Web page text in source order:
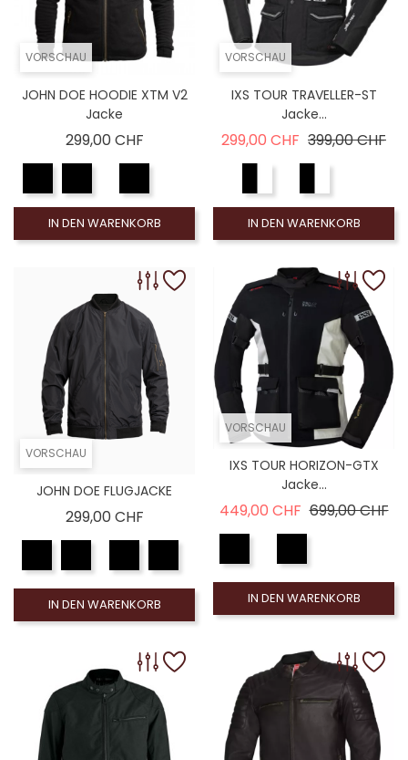
VORSCHAU
JOHN DOE HOODIE XTM V2
Jacke
299,00 CHFPreis
IN DEN WARENKORB
VORSCHAU
IXS TOUR TRAVELLER-ST
Jacke...
299,00 CHF Verkaufspreis
399,00 CHF
IN DEN WARENKORB
VORSCHAU
JOHN DOE FLUGJACKE
299,00 CHFPreis
IN DEN WARENKORB
VORSCHAU
IXS TOUR HORIZON-GTX
Jacke...
449,00 CHF Verkaufspreis
699,00 CHF
IN DEN WARENKORB